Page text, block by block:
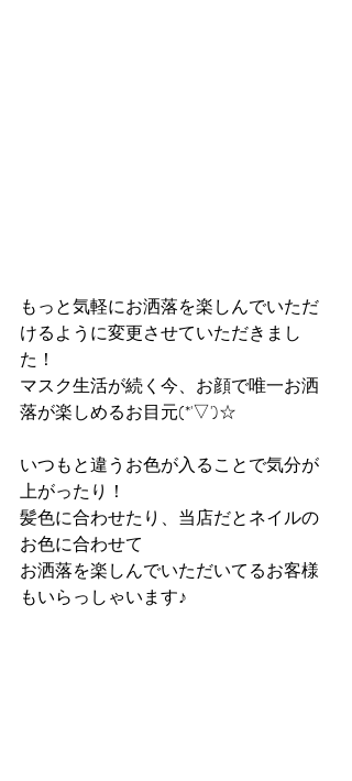
もっと気軽にお洒落を楽しんでいただ
けるように変更させていただきまし
た！
マスク生活が続く今、お顔で唯一お洒
落が楽しめるお目元(*'▽')☆
いつもと違うお色が入ることで気分が
上がったり！
髪色に合わせたり、当店だとネイルの
お色に合わせて
お洒落を楽しんでいただいてるお客様
もいらっしゃいます♪